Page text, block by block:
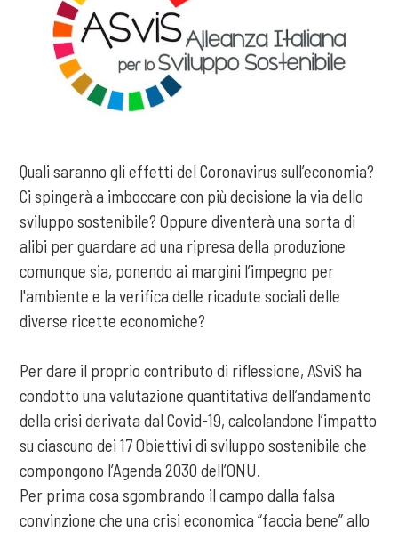
Quali saranno gli effetti del Coronavirus sull’economia?
Ci spingerà a imboccare con più decisione la via dello
sviluppo sostenibile? Oppure diventerà una sorta di
alibi per guardare ad una ripresa della produzione
comunque sia, ponendo ai margini l’impegno per
l'ambiente e la verifica delle ricadute sociali delle
diverse ricette economiche?
Per dare il proprio contributo di riflessione, ASviS ha
condotto una valutazione quantitativa dell’andamento
della crisi derivata dal Covid-19, calcolandone l’impatto
su ciascuno dei 17 Obiettivi di sviluppo sostenibile che
compongono l’Agenda 2030 dell’ONU.
Per prima cosa sgombrando il campo dalla falsa
convinzione che una crisi economica “faccia bene” allo